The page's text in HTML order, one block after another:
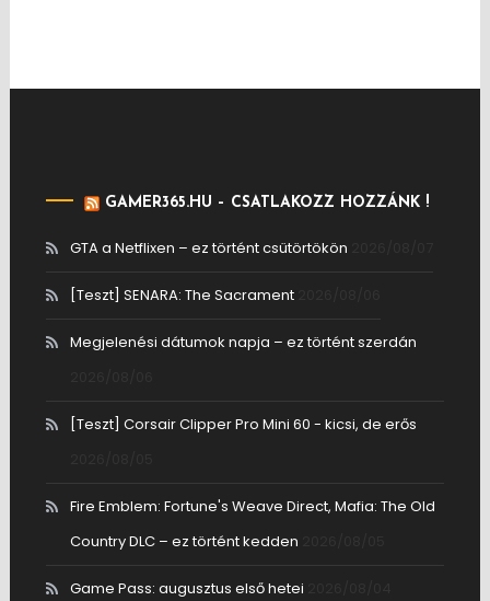
GAMER365.HU – CSATLAKOZZ HOZZÁNK !
GTA a Netflixen – ez történt csütörtökön
[Teszt] SENARA: The Sacrament
Megjelenési dátumok napja – ez történt szerdán
[Teszt] Corsair Clipper Pro Mini 60 - kicsi, de erős
Fire Emblem: Fortune's Weave Direct, Mafia: The Old
Country DLC – ez történt kedden
Game Pass: augusztus első hetei